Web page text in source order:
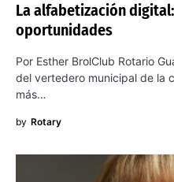
La alfabetización
oportunidades
Por Esther BrolClub Rotario
del vertedero municipal de la
más…
by Rotary